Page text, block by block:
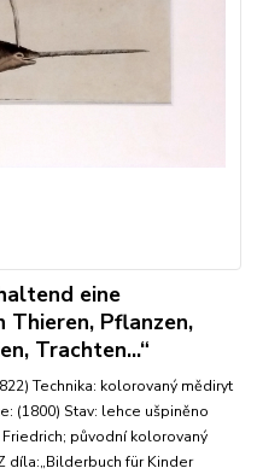
eine
Thieren, Pflanzen,
Trachten...“
Technika: kolorovaný mědiryt
(1800) Stav: lehce ušpiněno
Friedrich; původní kolorovaný
díla:„Bilderbuch für Kinder